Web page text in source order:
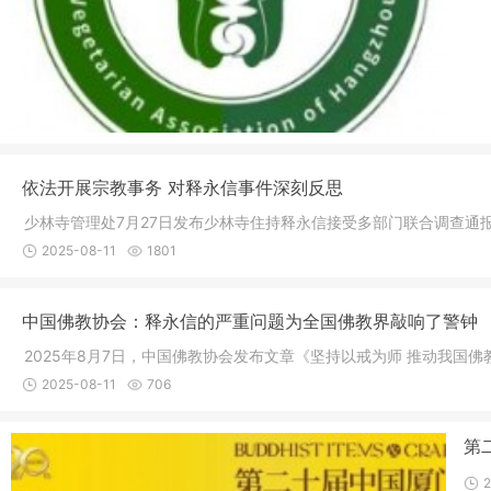
依法开展宗教事务 对释永信事件深刻反思
少林寺管理处7月27日发布少林寺住持释永信接受多部门联合调查
2025-08-11 1801
中国佛教协会：释永信的严重问题为全国佛教界敲响了警钟
2025年8月7日，中国佛教协会发布文章《坚持以戒为师 推动我国
2025-08-11 706
第